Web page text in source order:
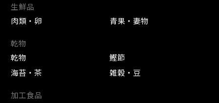
生鮮品
肉類・卵
青果・妻物
乾物
乾物
鰹節
海苔・茶
雑穀・豆
加工食品